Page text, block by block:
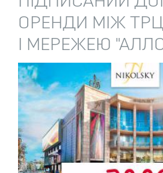
ОРЕНДИ МІЖ ТРЦ
І МЕРЕЖЕЮ